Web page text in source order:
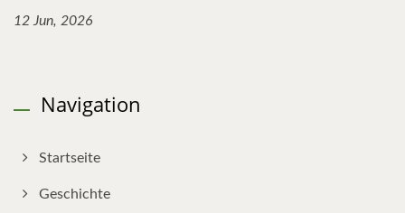
12 Jun, 2026
Navigation
Startseite
Geschichte